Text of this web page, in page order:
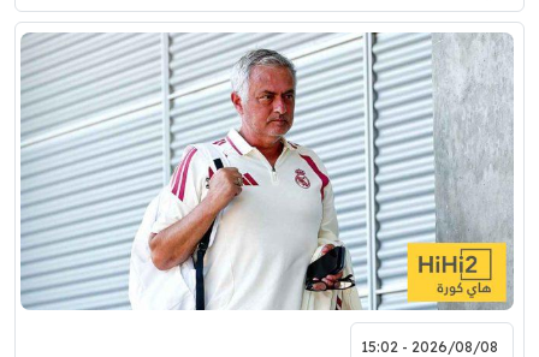
2026/08/08 - 15:02